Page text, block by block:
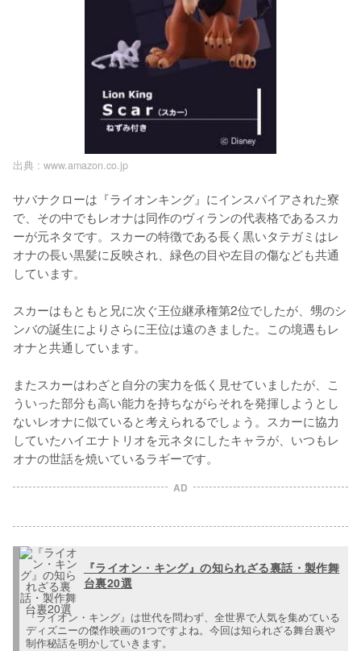
出典 : www.amazon.co.jp
サバナクローは『ライオンキング』にインスパイアされた寮
で、その中でもレオナは同作のヴィランの代表格であるスカ
ーが元ネタです。スカーの特徴である長く黒いタテガミはレ
オナの長い黒髪に反映され、緑色の目や左目の傷なども共通
しています。
スカーはもともと兄に次ぐ王位継承権第2位でしたが、甥のシ
ンバの誕生によりさらに王位は遠のきました。この境遇もレ
オナと共通しています。
またスカーはわざと自分の実力を低く見せていましたが、こ
ういった部分も高い能力を持ちながらそれを発揮しようとし
ないレオナに似ていると考えられるでしょう。スカーに協力
していたハイエナトリオを元ネタにしたキャラが、いつもレ
オナの世話を焼いているラギーです。
AD
『ライオン・キング』の知られざる裏話・製作舞
台裏20選
『ライオン・キング』は世代を問わず、全世界で人気を集めている
ディズニーの傑作映画の1つですよね。今回は知られざる舞台裏や
制作秘話を明かしていきます。